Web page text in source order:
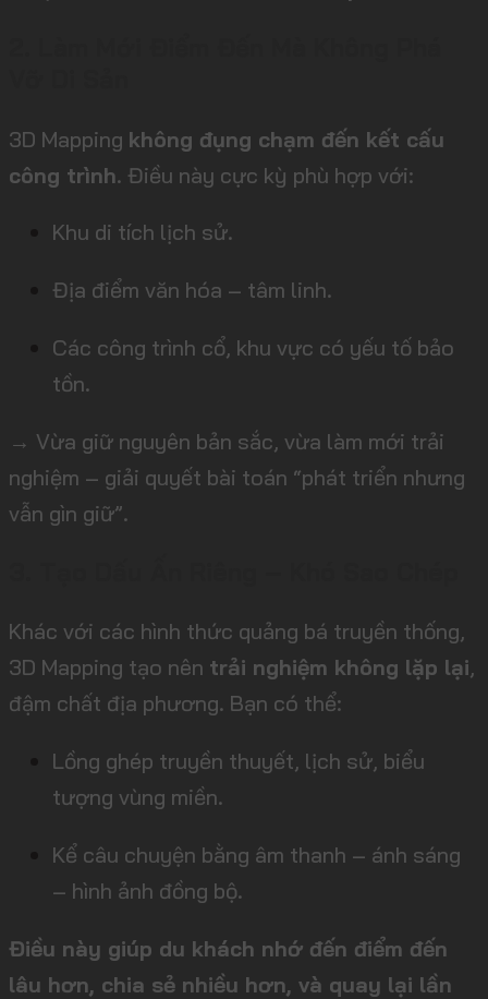
3D Mapping không đụng chạm đến kết cấu
công trình. Điều này cực kỳ phù hợp với:
Khu di tích lịch sử.
Địa điểm văn hóa – tâm linh.
Các công trình cổ, khu vực có yếu tố bảo
tồn.
→ Vừa giữ nguyên bản sắc, vừa làm mới trải
nghiệm – giải quyết bài toán “phát triển nhưng
vẫn gìn giữ”.
Khác với các hình thức quảng bá truyền thống,
3D Mapping tạo nên trải nghiệm không lặp lại,
đậm chất địa phương. Bạn có thể:
Lồng ghép truyền thuyết, lịch sử, biểu
tượng vùng miền.
Kể câu chuyện bằng âm thanh – ánh sáng
– hình ảnh đồng bộ.
Điều này giúp du khách nhớ đến điểm đến
lâu hơn, chia sẻ nhiều hơn, và quay lại lần